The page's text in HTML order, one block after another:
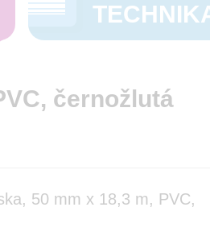
černožlutá
50 mm x 18,3 m, PVC,